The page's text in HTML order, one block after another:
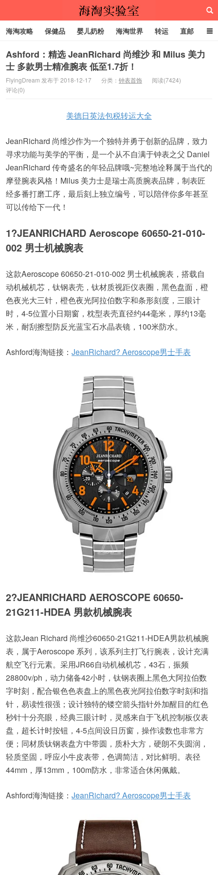
海淘实验室
海淘攻略 保健品 婴儿奶粉 海淘世界 转运 直邮
代购服务
Ashford：精选 JeanRichard 尚维沙 和 Milus 美力
士 多款男士精准腕表 低至1.7折！
FlyingDream 发布于 2018-12-17 分类： 钟表首饰
阅读(7424)
评论(0)
美德日英法包税转运大全
JeanRichard 尚维沙作为一个独特并勇于创新的品牌，致力
寻求功能与美学的平衡，是一个从不自满于钟表之父 Daniel
JeanRichard 传奇盛名的年轻品牌哦~完整地诠释属于当代的
摩登腕表风格！Milus 美力士是瑞士高质腕表品牌，制表匠
经多番打磨工序，最后刻上独立编号，可以陪伴你多年甚至
可以传给下一代！
1?JEANRICHARD Aeroscope 60650-21-010-
002 男士机械腕表
这款Aeroscope 60650-21-010-002 男士机械腕表，搭载自
动机械机芯，钛钢表壳，钛材质视距仪表圈，黑色盘面，橙
色夜光大三针，橙色夜光阿拉伯数字和条形刻度，三眼计
时，4-5位置小日期窗，枕型表壳直径约44毫米，厚约13毫
米，耐刮擦型防反光蓝宝石水晶表镜，100米防水。
Ashford海淘链接： JeanRichard? Aeroscope男士手表
2?JEANRICHARD AEROSCOPE 60650-
21G211-HDEA 男款机械腕表
这款Jean Richard 尚维沙60650-21G211-HDEA男款机械腕
表，属于Aeroscope 系列，该系列主打飞行腕表，设计充满
航空飞行元素。采用JR66自动机械机芯，43石，振频
28800v/ph，动力储备42小时，钛钢表圈上黑色大阿拉伯数
字时刻，配合银色色表盘上的黑色夜光阿拉伯数字时刻和指
针，易读性很强；设计独特的镂空箭头指针外加醒目的红色
秒针十分亮眼，经典三眼计时，灵感来自于飞机控制板仪表
盘，超长计时按钮，4-5点间设日历窗，操作读数也非常方
便；同材质钛钢表盘方中带圆，质朴大方，硬朗不失圆润，
轻质坚固，呼应小牛皮表带，色调简洁，对比鲜明。表径
44mm，厚13mm，100m防水，非常适合休闲佩戴。
Ashford海淘链接： JeanRichard? Aeroscope男士手表